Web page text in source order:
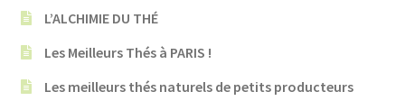
L’ALCHIMIE DU THÉ
Les Meilleurs Thés à PARIS !
Les meilleurs thés naturels de petits producteurs